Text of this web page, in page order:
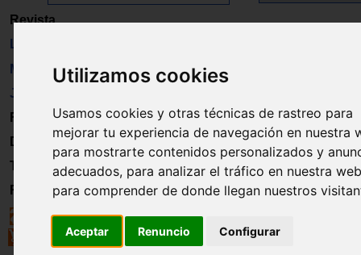
Utilizamos cookies
Usamos cookies y otras técnicas de rastreo para
mejorar tu experiencia de navegación en nuestra
para mostrarte contenidos personalizados y
adecuados, para analizar el tráfico en nuestra
para comprender de donde llegan nuestros
Aceptar Renuncio Configurar
Revista
Libros
Material
Juguetes
Formación
Directorio
Trabajo
Registro